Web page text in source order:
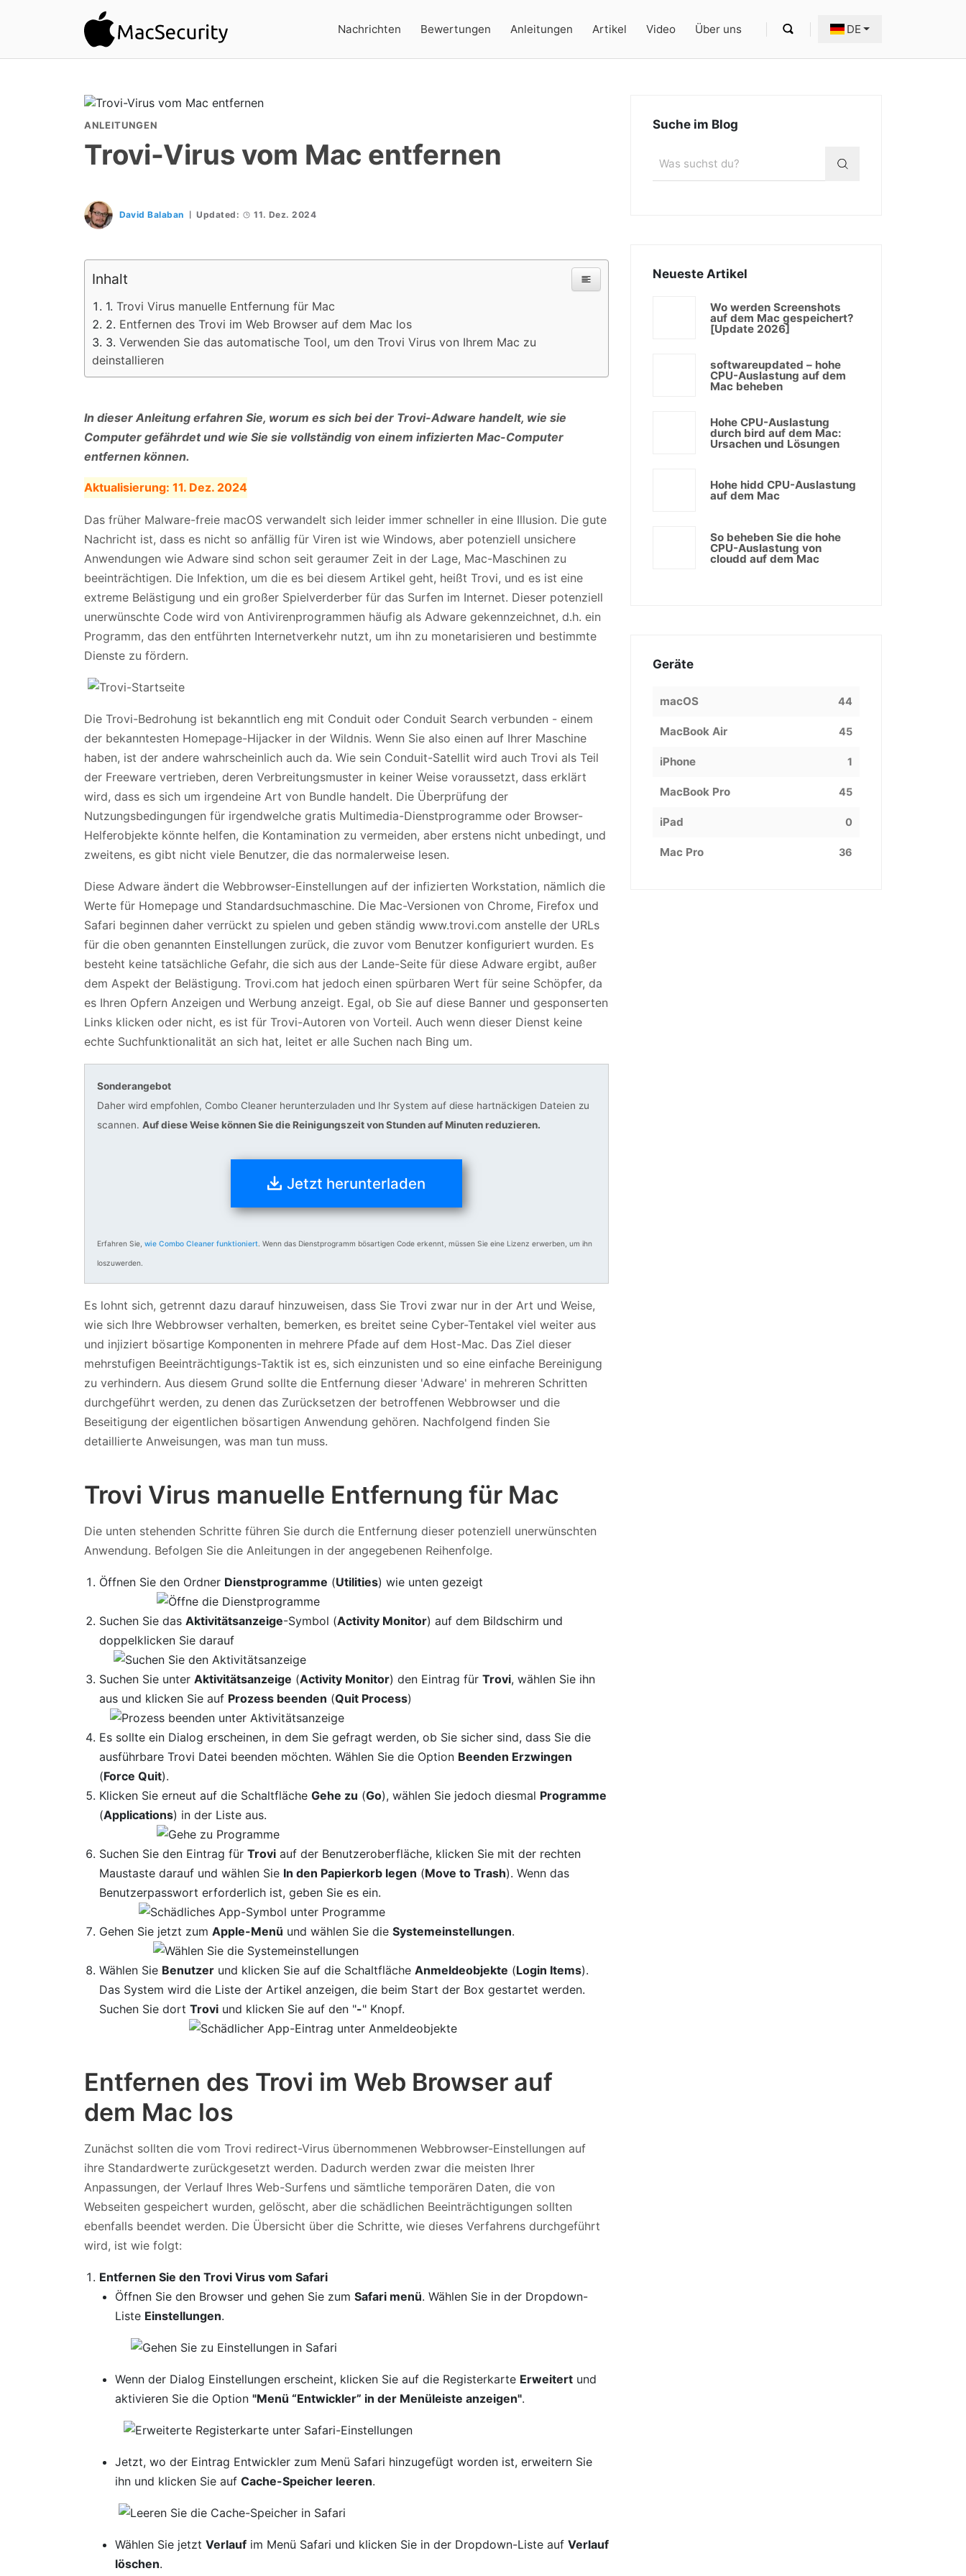
Nachrichten Bewertungen Anleitungen Artikel Video Über uns DE
ANLEITUNGEN
Trovi-Virus vom Mac entfernen
David Balaban Updated: 11. Dez. 2024
Inhalt
Trovi Virus manuelle Entfernung für Mac
Entfernen des Trovi im Web Browser auf dem Mac los
Verwenden Sie das automatische Tool, um den Trovi Virus von Ihrem Mac zu
deinstallieren
In dieser Anleitung erfahren Sie, worum es sich bei der Trovi-Adware handelt, wie sie
Computer gefährdet und wie Sie sie vollständig von einem infizierten Mac-Computer
entfernen können.
Aktualisierung: 11. Dez. 2024
Das früher Malware-freie macOS verwandelt sich leider immer schneller in eine Illusion. Die gute
Nachricht ist, dass es nicht so anfällig für Viren ist wie Windows, aber potenziell unsichere
Anwendungen wie Adware sind schon seit geraumer Zeit in der Lage, Mac-Maschinen zu
beeinträchtigen. Die Infektion, um die es bei diesem Artikel geht, heißt Trovi, und es ist eine
extreme Belästigung und ein großer Spielverderber für das Surfen im Internet. Dieser potenziell
unerwünschte Code wird von Antivirenprogrammen häufig als Adware gekennzeichnet, d.h. ein
Programm, das den entführten Internetverkehr nutzt, um ihn zu monetarisieren und bestimmte
Dienste zu fördern.
Die Trovi-Bedrohung ist bekanntlich eng mit Conduit oder Conduit Search verbunden - einem
der bekanntesten Homepage-Hijacker in der Wildnis. Wenn Sie also einen auf Ihrer Maschine
haben, ist der andere wahrscheinlich auch da. Wie sein Conduit-Satellit wird auch Trovi als Teil
der Freeware vertrieben, deren Verbreitungsmuster in keiner Weise voraussetzt, dass erklärt
wird, dass es sich um irgendeine Art von Bundle handelt. Die Überprüfung der
Nutzungsbedingungen für irgendwelche gratis Multimedia-Dienstprogramme oder Browser-
Helferobjekte könnte helfen, die Kontamination zu vermeiden, aber erstens nicht unbedingt, und
zweitens, es gibt nicht viele Benutzer, die das normalerweise lesen.
Diese Adware ändert die Webbrowser-Einstellungen auf der infizierten Workstation, nämlich die
Werte für Homepage und Standardsuchmaschine. Die Mac-Versionen von Chrome, Firefox und
Safari beginnen daher verrückt zu spielen und geben ständig www.trovi.com anstelle der URLs
für die oben genannten Einstellungen zurück, die zuvor vom Benutzer konfiguriert wurden. Es
besteht keine tatsächliche Gefahr, die sich aus der Lande-Seite für diese Adware ergibt, außer
dem Aspekt der Belästigung. Trovi.com hat jedoch einen spürbaren Wert für seine Schöpfer, da
es Ihren Opfern Anzeigen und Werbung anzeigt. Egal, ob Sie auf diese Banner und gesponserten
Links klicken oder nicht, es ist für Trovi-Autoren von Vorteil. Auch wenn dieser Dienst keine
echte Suchfunktionalität an sich hat, leitet er alle Suchen nach Bing um.
Sonderangebot
Daher wird empfohlen, Combo Cleaner herunterzuladen und Ihr System auf diese hartnäckigen Dateien zu
scannen. Auf diese Weise können Sie die Reinigungszeit von Stunden auf Minuten reduzieren.
Jetzt herunterladen
Erfahren Sie, wie Combo Cleaner funktioniert. Wenn das Dienstprogramm bösartigen Code erkennt, müssen Sie eine Lizenz erwerben, um ihn
loszuwerden.
Es lohnt sich, getrennt dazu darauf hinzuweisen, dass Sie Trovi zwar nur in der Art und Weise,
wie sich Ihre Webbrowser verhalten, bemerken, es breitet seine Cyber-Tentakel viel weiter aus
und injiziert bösartige Komponenten in mehrere Pfade auf dem Host-Mac. Das Ziel dieser
mehrstufigen Beeinträchtigungs-Taktik ist es, sich einzunisten und so eine einfache Bereinigung
zu verhindern. Aus diesem Grund sollte die Entfernung dieser 'Adware' in mehreren Schritten
durchgeführt werden, zu denen das Zurücksetzen der betroffenen Webbrowser und die
Beseitigung der eigentlichen bösartigen Anwendung gehören. Nachfolgend finden Sie
detaillierte Anweisungen, was man tun muss.
Trovi Virus manuelle Entfernung für Mac
Die unten stehenden Schritte führen Sie durch die Entfernung dieser potenziell unerwünschten
Anwendung. Befolgen Sie die Anleitungen in der angegebenen Reihenfolge.
Öffnen Sie den Ordner Dienstprogramme (Utilities) wie unten gezeigt
Suchen Sie dasAktivitätsanzeige-Symbol (Activity Monitor) auf dem Bildschirm und
doppelklicken Sie darauf
Suchen Sie unterAktivitätsanzeige (Activity Monitor) den Eintrag fürTrovi, wählen Sie ihn
aus und klicken Sie auf Prozess beenden (Quit Process)
Es sollte ein Dialog erscheinen, in dem Sie gefragt werden, ob Sie sicher sind, dass Sie die
ausführbare Trovi Datei beenden möchten. Wählen Sie die Option Beenden Erzwingen
(Force Quit).
Klicken Sie erneut auf die SchaltflächeGehe zu (Go), wählen Sie jedoch diesmal Programme
(Applications) in der Liste aus.
Suchen Sie den Eintrag fürTrovi auf der Benutzeroberfläche, klicken Sie mit der rechten
Maustaste darauf und wählen Sie In den Papierkorb legen (Move to Trash). Wenn das
Benutzerpasswort erforderlich ist, geben Sie es ein.
Gehen Sie jetzt zumApple-Menü und wählen Sie dieSystemeinstellungen.
Wählen Sie Benutzer und klicken Sie auf die SchaltflächeAnmeldeobjekte (Login Items).
Das System wird die Liste der Artikel anzeigen, die beim Start der Box gestartet werden.
Suchen Sie dortTrovi und klicken Sie auf den "-" Knopf.
Entfernen des Trovi im Web Browser auf
dem Mac los
Zunächst sollten die vom Trovi redirect-Virus übernommenen Webbrowser-Einstellungen auf
ihre Standardwerte zurückgesetzt werden. Dadurch werden zwar die meisten Ihrer
Anpassungen, der Verlauf Ihres Web-Surfens und sämtliche temporären Daten, die von
Webseiten gespeichert wurden, gelöscht, aber die schädlichen Beeinträchtigungen sollten
ebenfalls beendet werden. Die Übersicht über die Schritte, wie dieses Verfahrens durchgeführt
wird, ist wie folgt:
Entfernen Sie den Trovi Virus vom Safari
Öffnen Sie den Browser und gehen Sie zum Safari menü. Wählen Sie in der Dropdown-
Liste Einstellungen.
Wenn der Dialog Einstellungen erscheint, klicken Sie auf die Registerkarte Erweitertund
aktivieren Sie die Option "Menü “Entwickler” in der Menüleiste anzeigen".
Jetzt, wo der Eintrag Entwickler zum Menü Safari hinzugefügt worden ist, erweitern Sie
ihn und klicken Sie auf Cache-Speicher leeren.
Wählen Sie jetzt Verlaufim Menü Safari und klicken Sie in der Dropdown-Liste auf Verlauf
löschen.
Suche im Blog
Neueste Artikel
Wo werden Screenshots
auf dem Mac gespeichert?
[Update 2026]
softwareupdated – hohe
CPU-Auslastung auf dem
Mac beheben
Hohe CPU-Auslastung
durch bird auf dem Mac:
Ursachen und Lösungen
Hohe hidd CPU-Auslastung
auf dem Mac
So beheben Sie die hohe
CPU-Auslastung von
cloudd auf dem Mac
Geräte
macOS 44
MacBook Air 45
iPhone 1
MacBook Pro 45
iPad 0
Mac Pro 36